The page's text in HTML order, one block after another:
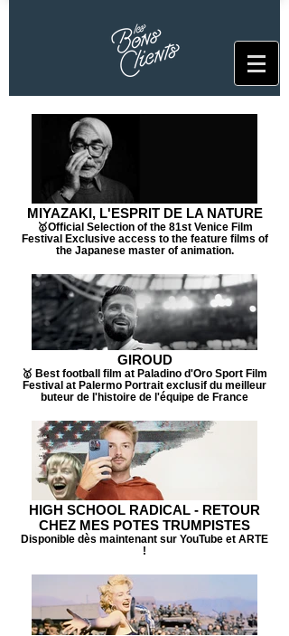
MIYAZAKI, L'ESPRIT DE LA NATURE
🥇Official Selection of the 81st Venice Film
Festival Exclusive access to the feature films of
the Japanese master of animation.
GIROUD
🥇 Best football film at Paladino d'Oro Sport Film
Festival at Palermo Portrait exclusif du meilleur
buteur de l'histoire de l'équipe de France
HIGH SCHOOL RADICAL - RETOUR
CHEZ MES POTES TRUMPISTES
Disponible dès maintenant sur YouTube et ARTE
!